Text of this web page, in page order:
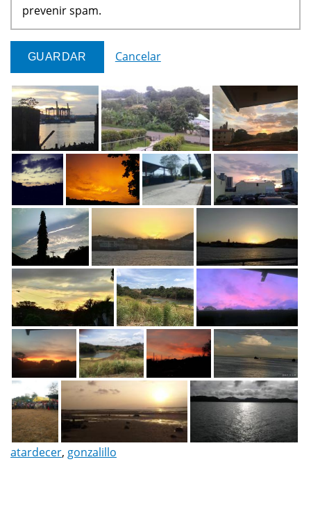
prevenir spam.
Cancelar
atardecer, gonzalillo